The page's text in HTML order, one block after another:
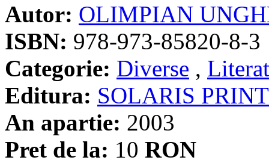
Autor: OLIMPIAN
ISBN: 978-973-85820-8-3
Categorie: Diverse ,
Editura: SOLARIS PRINT
An apartie: 2003
Pret de la: 10 RON